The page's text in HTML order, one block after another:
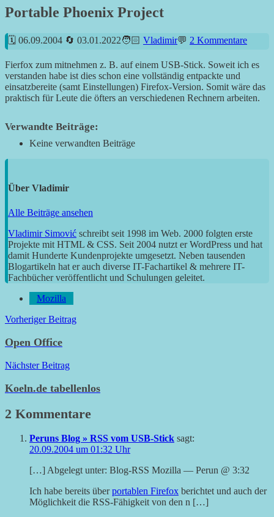
Portable Phoenix Project
06.09.2004 03.01.2022 Vladimir 2 Kommentare
Fierfox zum mitnehmen z. B. auf einem USB-Stick. Soweit ich es
verstanden habe ist dies schon eine vollständig entpackte und
einsatzbereite (samt Einstellungen) Firefox-Version. Somit wäre das
praktisch für Leute die öfters an verschiedenen Rechnern arbeiten.
Verwandte Beiträge:
Keine verwandten Beiträge
Über Vladimir
Alle Beiträge ansehen
Vladimir Simović schreibt seit 1998 im Web. 2000 folgten erste
Projekte mit HTML & CSS. Seit 2004 nutzt er WordPress und hat
damit Hunderte Kundenprojekte umgesetzt. Neben tausenden
Blogartikeln hat er auch diverse IT-Fachartikel & mehrere IT-
Fachbücher veröffentlicht und Schulungen geleitet.
Mozilla
Beitragsnavigation
Vorheriger Beitrag
Open Office
Nächster Beitrag
Koeln.de tabellenlos
2 Kommentare
Peruns Blog » RSS vom USB-Stick sagt:
20.09.2004 um 01:32 Uhr
[…] Abgelegt unter: Blog-RSS Mozilla — Perun @ 3:32
Ich habe bereits überportablen Firefox berichtet und auch der
Möglichkeit die RSS-Fähigkeit von den n […]